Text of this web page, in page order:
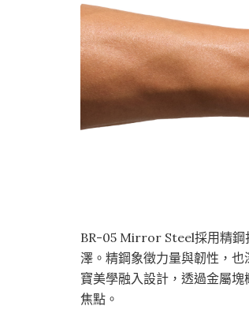
BR-05 Mirror Steel採用精鋼
澤。精鋼象徵力量與韌性，
寶美學融入設計，透過金屬
焦點。